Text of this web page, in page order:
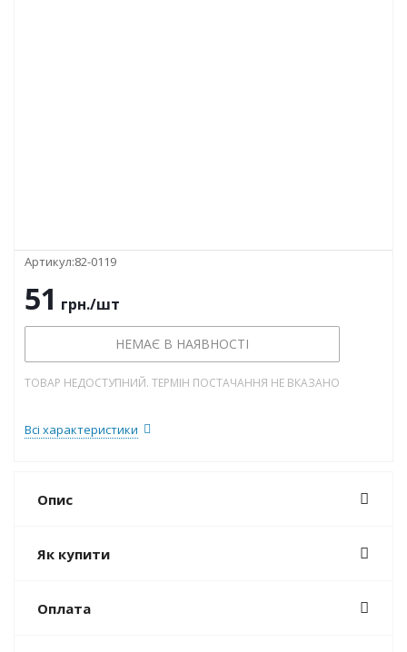
Артикул:82-0119
51 грн./шт
НЕМАЄ В НАЯВНОСТІ
ТОВАР НЕДОСТУПНИЙ. ТЕРМІН ПОСТАЧАННЯ НЕ ВКАЗАНО
Всі характеристики
Опис
Як купити
Оплата